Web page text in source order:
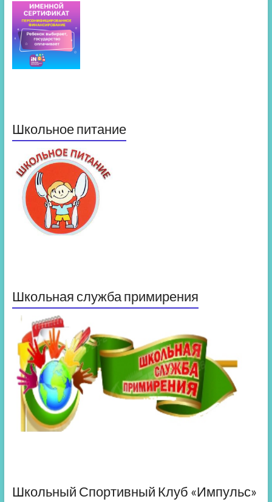
Школьное питание
Школьная служба примирения
Школьный Спортивный Клуб «Импульс»